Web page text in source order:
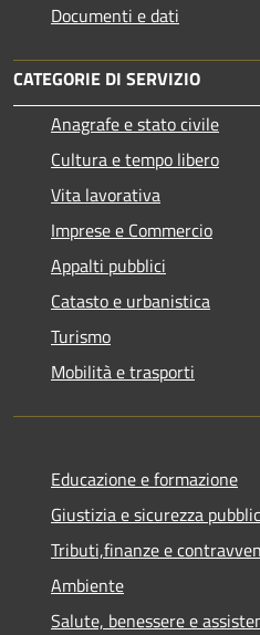
Documenti e dati
CATEGORIE DI SERVIZIO
Anagrafe e stato civile
Cultura e tempo libero
Vita lavorativa
Imprese e Commercio
Appalti pubblici
Catasto e urbanistica
Turismo
Mobilità e trasporti
Educazione e formazione
Giustizia e sicurezza
Tributi,finanze e
Ambiente
Salute, benessere e